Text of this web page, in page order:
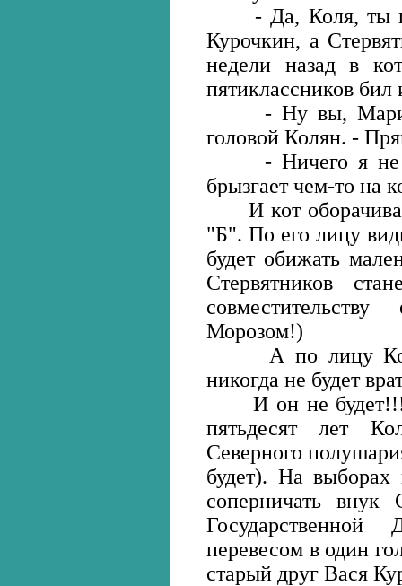
- Да, Коля, ты
Курочкин, а
недели назад в
пятиклассников бил
- Ну вы, Марина
головой Колян. -
- Ничего я не
брызгает чем-то на
И кот
"Б". По его лицу
будет обижать
Стервятников
Морозом!)
А по лицу
никогда не будет
И он не будет!!!
пятьдесят лет
Северного
будет). На
соперничать внук
перевесом в один
старый друг Вася